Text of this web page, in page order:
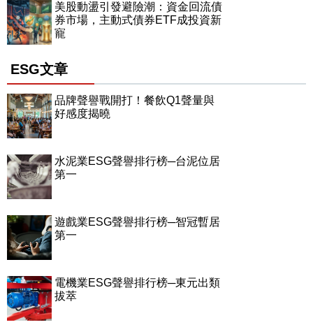
美股動盪引發避險潮：資金回流債
券市場，主動式債券ETF成投資新
寵
ESG文章
品牌聲譽戰開打！餐飲Q1聲量與
好感度揭曉
水泥業ESG聲譽排行榜─台泥位居
第一
遊戲業ESG聲譽排行榜─智冠暫居
第一
電機業ESG聲譽排行榜─東元出類
拔萃